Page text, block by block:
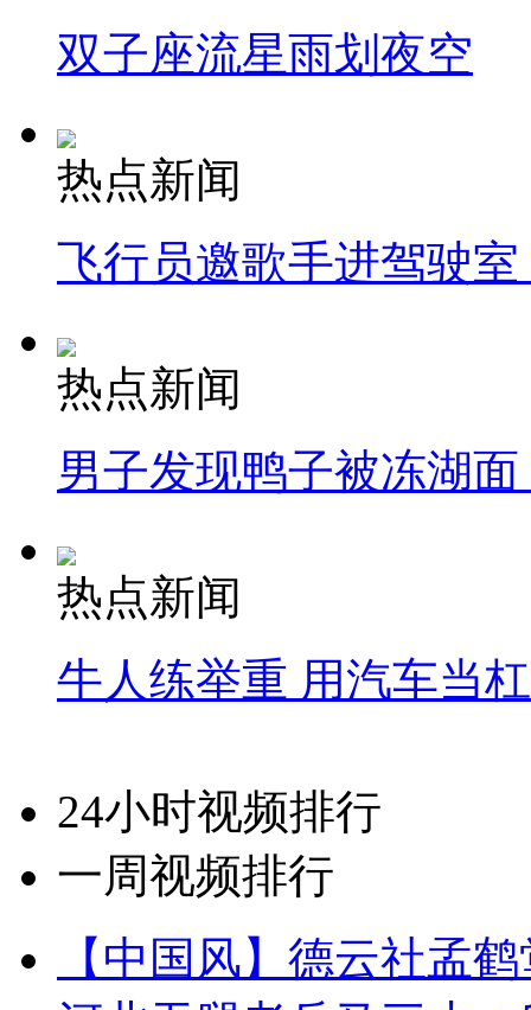
双子座流星雨划夜空
热点新闻
飞行员邀歌手进驾驶
热点新闻
男子发现鸭子被冻湖
热点新闻
牛人练举重 用汽车当
24小时视频排行
一周视频排行
【中国风】德云社孟